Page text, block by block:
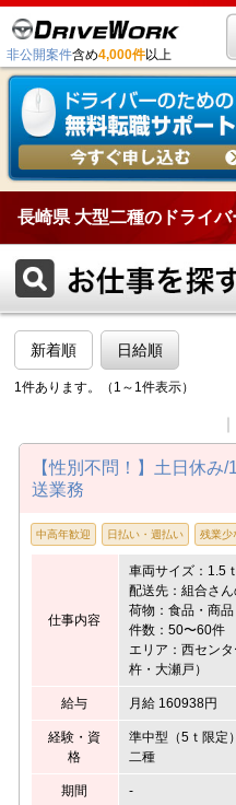
非公開案件含め4,000件以上
長崎県 大型二種のドライ
新着順 日給順
1件あります。（1～1件表示）
【性別不問！】土日休み
送業務
中高年歓迎 日払い・週払い 残業少
仕事内容
車両サイズ：1.5
配送先：組合さ
荷物：食品・商品
件数：50〜60件
エリア：西セン
杵・大瀬戸）
給与 月給 160938円
経験・資
格
準中型（5ｔ限定
二種
期間 -